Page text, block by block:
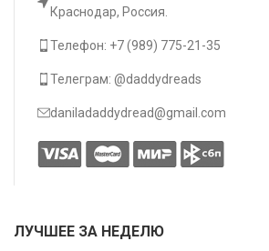
Краснодар, Россия.
Телефон: +7 (989) 775-21-35
Телеграм: @daddydreads
daniladaddydread@gmail.com
ЛУЧШЕЕ ЗА НЕДЕЛЮ